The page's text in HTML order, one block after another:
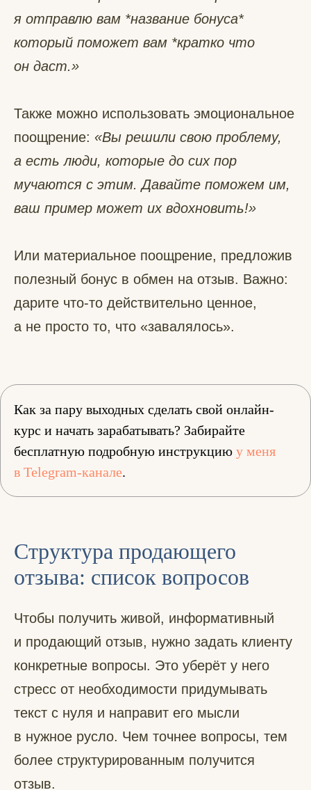
я отправлю вам *название бонуса*
который поможет вам *кратко что
он даст.»
Также можно использовать эмоциональное
поощрение: «Вы решили свою проблему,
а есть люди, которые до сих пор
мучаются с этим. Давайте поможем им,
ваш пример может их вдохновить!»
Или материальное поощрение, предложив
полезный бонус в обмен на отзыв. Важно:
дарите что-то действительно ценное,
а не просто то, что «завалялось».
Как за пару выходных сделать свой онлайн-
курс и начать зарабатывать? Забирайте
бесплатную подробную инструкцию у меня
в Telegram-канале.
Структура продающего
отзыва: список вопросов
Чтобы получить живой, информативный
и продающий отзыв, нужно задать клиенту
конкретные вопросы. Это уберёт у него
стресс от необходимости придумывать
текст с нуля и направит его мысли
в нужное русло. Чем точнее вопросы, тем
более структурированным получится
отзыв.